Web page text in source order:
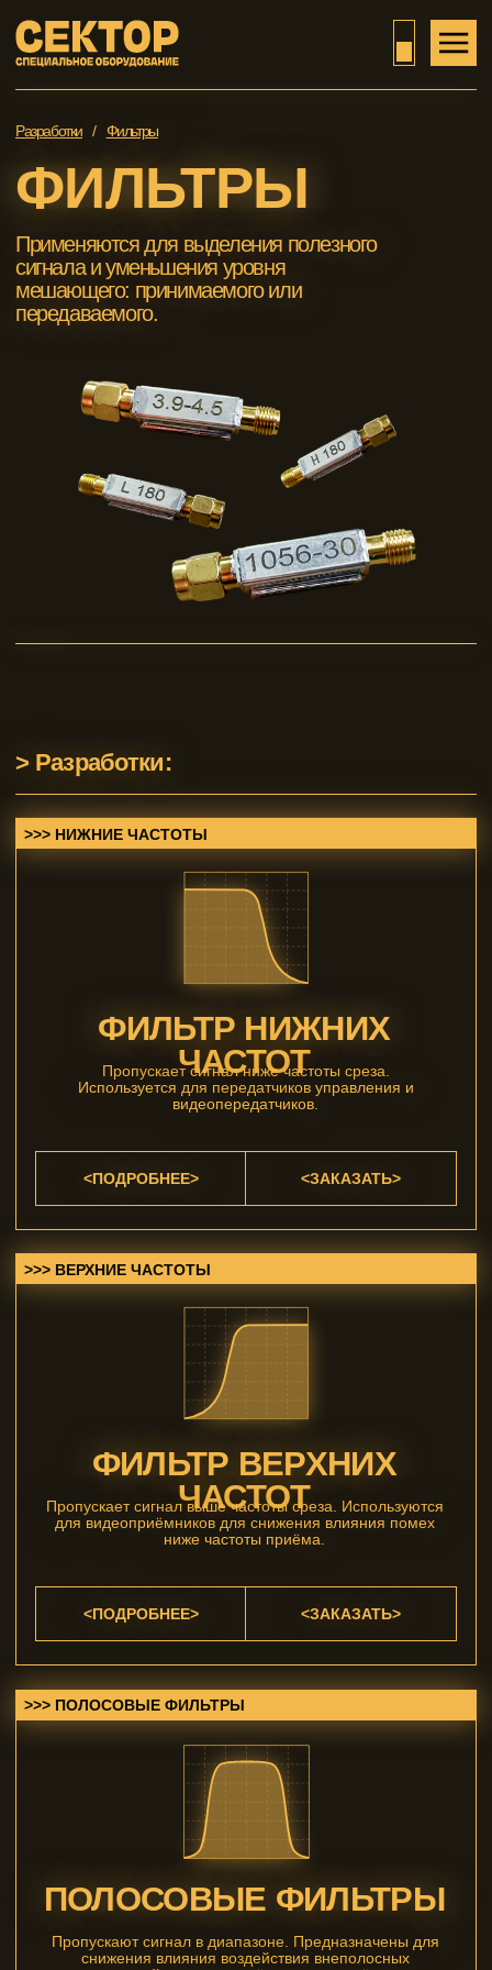
ФИЛЬТРЫ
Разработки / Фильтры
Применяются для выделения полезного
сигнала и уменьшения уровня
мешающего: принимаемого или
ПОЛОСОВЫЕ ФИЛЬТРЫ
Пропускают сигнал в диапазоне. Предназначены для
снижения влияния воздействия внеполосных
излучений на видеоприёмник или приёмник
управления.
<ПОДРОБНЕЕ>
ФИЛЬТР ВЕРХНИХ
ЧАСТОТ
Пропускает сигнал выше частоты среза. Используются
для видеоприёмников для снижения влияния помех
ниже частоты приёма.
<ПОДРОБНЕЕ>
ЧАСТОТ
Пропускает сигнал ниже частоты среза.
Используется для передатчиков управления и
<ПОДРОБНЕЕ>
<ЗАКАЗАТЬ>
>>> SIGNAL_AMP:
ЗАЩИТНЫЙ ЭКРАН
УЛУЧШАЮТ ПРИЕМ И
ПЕРЕДАЧУ СИГНАЛА
уменьшить влияние передающей аппаратуры на
>>> SHIELDING:
> Особенности: